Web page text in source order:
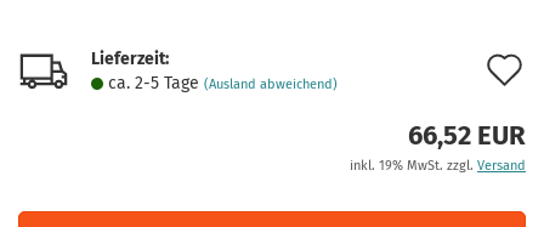
Lieferzeit:
ca. 2-5 Tage (Ausland abweichend)
66,52 EUR
inkl. 19% MwSt. zzgl. Versand